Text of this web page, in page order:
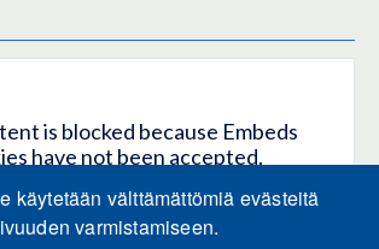
is blocked because Embeds
have not been accepted.
KAIKKI EVÄSTEET
käytetään välttämättömiä evästeitä
varmistamiseen.